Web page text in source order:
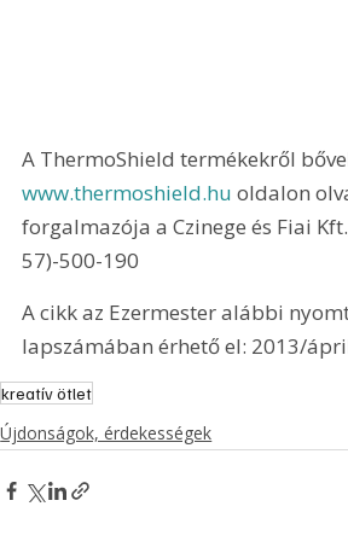
A ThermoShield termékekről
www.thermoshield.hu oldalon
forgalmazója a Czinege és Fiai
57)-500-190
A cikk az Ezermester alábbi
lapszámában érhető el: 2013/
kreatív ötlet
Újdonságok, érdekességek